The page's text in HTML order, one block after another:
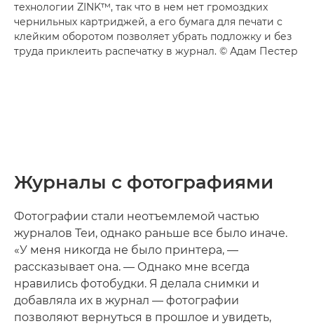
технологии ZINK™, так что в нем нет громоздких
чернильных картриджей, а его бумага для печати с
клейким оборотом позволяет убрать подложку и без
труда приклеить распечатку в журнал. © Адам Пестер
Журналы с фотографиями
Фотографии стали неотъемлемой частью
журналов Теи, однако раньше все было иначе.
«У меня никогда не было принтера, —
рассказывает она. — Однако мне всегда
нравились фотобудки. Я делала снимки и
добавляла их в журнал — фотографии
позволяют вернуться в прошлое и увидеть,